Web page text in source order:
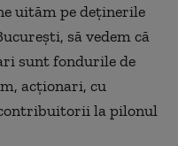
uităm pe deținerile
să vedem că
sunt fondurile de
acționari, cu
la pilonul